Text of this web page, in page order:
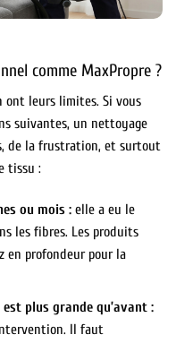
comme MaxPropre ?
ont leurs limites. Si vous
suivantes, un nettoyage
de la frustration, et surtout
tissu :
ou mois :elle a eu le
les fibres. Les produits
en profondeur pour la
plus grande qu’avant :
Il faut